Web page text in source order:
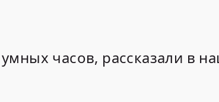
часов, рассказали в